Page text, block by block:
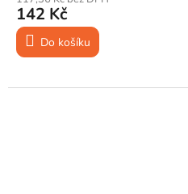
142 Kč
Do košíku